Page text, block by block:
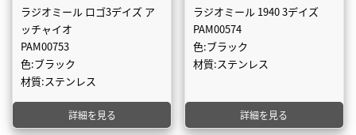
ラジオミール ロゴ3デイズ ア
ッチャイオ
PAM00753
色:ブラック
材質:ステンレス
詳細を見る
ラジオミール 1940 3デイズ
PAM00574
色:ブラック
材質:ステンレス
詳細を見る